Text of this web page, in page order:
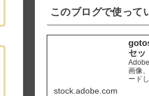
このブログで使って
セッ
画像
ード
stock.adobe.com